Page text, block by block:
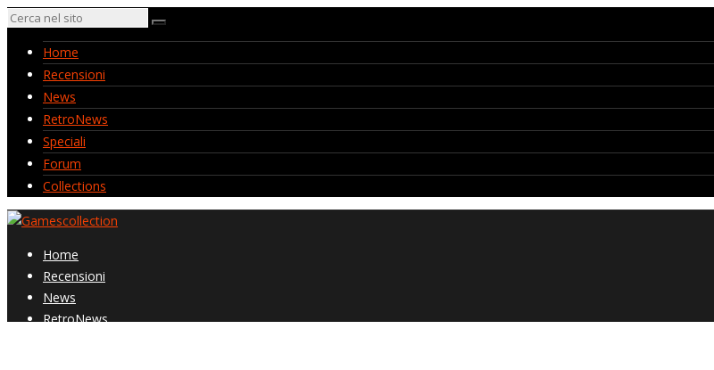
Home
Recensioni
News
RetroNews
Speciali
Forum
Collections
Home
Recensioni
News
RetroNews